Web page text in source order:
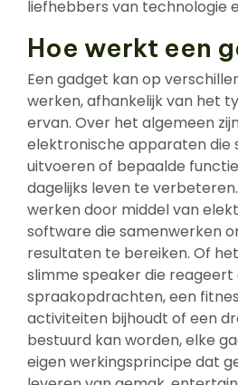
liefhebbers van technologie
Hoe werkt een
Een gadget kan op
werken, afhankelijk van het
ervan. Over het algemeen
elektronische apparaten die
uitvoeren of bepaalde
dagelijks leven te
werken door middel van
software die samenwerken
resultaten te bereiken. Of
slimme speaker die reageert
spraakopdrachten, een
activiteiten bijhoudt of een
bestuurd kan worden, elke
eigen werkingsprincipe dat